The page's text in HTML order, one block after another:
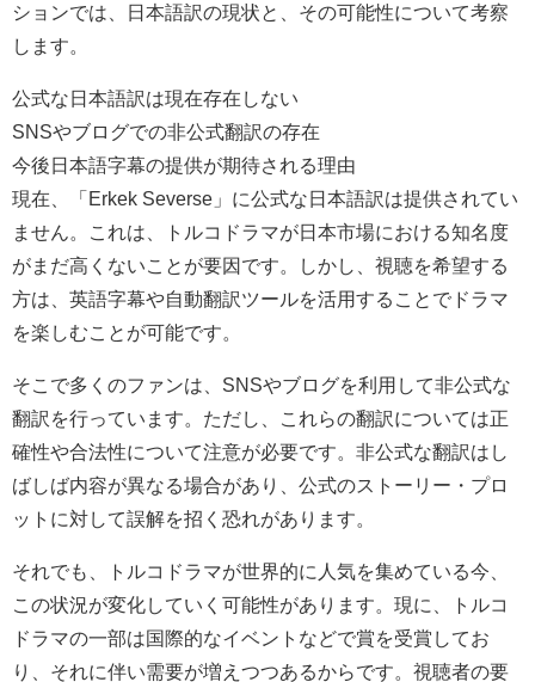
ションでは、日本語訳の現状と、その可能性について考察
します。
公式な日本語訳は現在存在しない
SNSやブログでの非公式翻訳の存在
今後日本語字幕の提供が期待される理由
現在、「Erkek Severse」に公式な日本語訳は提供されてい
ません。これは、トルコドラマが日本市場における知名度
がまだ高くないことが要因です。しかし、視聴を希望する
方は、英語字幕や自動翻訳ツールを活用することでドラマ
を楽しむことが可能です。
そこで多くのファンは、SNSやブログを利用して非公式な
翻訳を行っています。ただし、これらの翻訳については正
確性や合法性について注意が必要です。非公式な翻訳はし
ばしば内容が異なる場合があり、公式のストーリー・プロ
ットに対して誤解を招く恐れがあります。
それでも、トルコドラマが世界的に人気を集めている今、
この状況が変化していく可能性があります。現に、トルコ
ドラマの一部は国際的なイベントなどで賞を受賞してお
り、それに伴い需要が増えつつあるからです。視聴者の要